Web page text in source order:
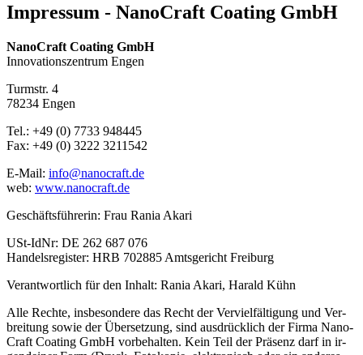
Impressum - NanoCraft Coating GmbH
Na­no­Craft Coa­ting GmbH
In­no­va­ti­ons­zen­trum Engen
Turm­str. 4
78234 Engen
Tel.: +49 (0) 7733 948445
Fax: +49 (0) 3222 3211542
E-Mail: info@​nanocraft.​de
web: www.​nanocraft.​de
Ge­schäfts­füh­re­rin: Frau Rania Akari
USt-Id­Nr: DE 262 687 076
Han­dels­re­gis­ter: HRB 702885 Amts­ge­richt Frei­burg
Ver­ant­wort­lich für den In­halt: Rania Akari, Ha­rald Kühn
Alle Rech­te, ins­be­son­de­re das Recht der Ver­viel­fäl­ti­gung und Ver­
brei­tung sowie der Über­set­zung, sind aus­drück­lich der Firma Na­no­
Craft Coa­ting GmbH vor­be­hal­ten. Kein Teil der Prä­senz darf in ir­